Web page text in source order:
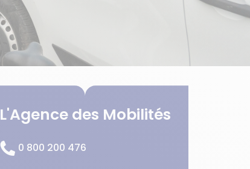
L'Agence des Mobilités
0 800 200 476